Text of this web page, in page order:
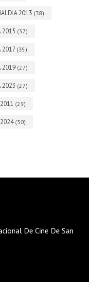
2013 (38)
2015 (37)
2017 (35)
2019 (27)
2023 (27)
(29)
(30)
De Cine De San